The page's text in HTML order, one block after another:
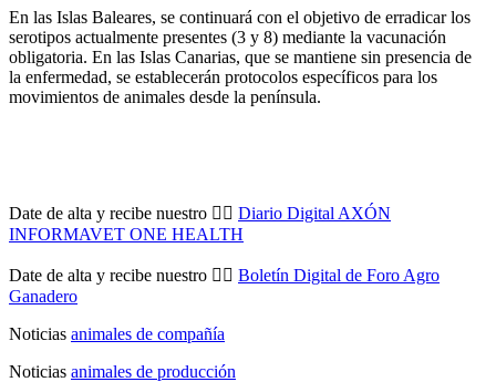
En las Islas Baleares, se continuará con el objetivo de erradicar los
serotipos actualmente presentes (3 y 8) mediante la vacunación
obligatoria. En las Islas Canarias, que se mantiene sin presencia de
la enfermedad, se establecerán protocolos específicos para los
movimientos de animales desde la península.
Date de alta y recibe nuestro 👉🏼 Diario Digital AXÓN
INFORMAVET ONE HEALTH
Date de alta y recibe nuestro 👉🏼 Boletín Digital de Foro Agro
Ganadero
Noticias animales de compañía
Noticias animales de producción